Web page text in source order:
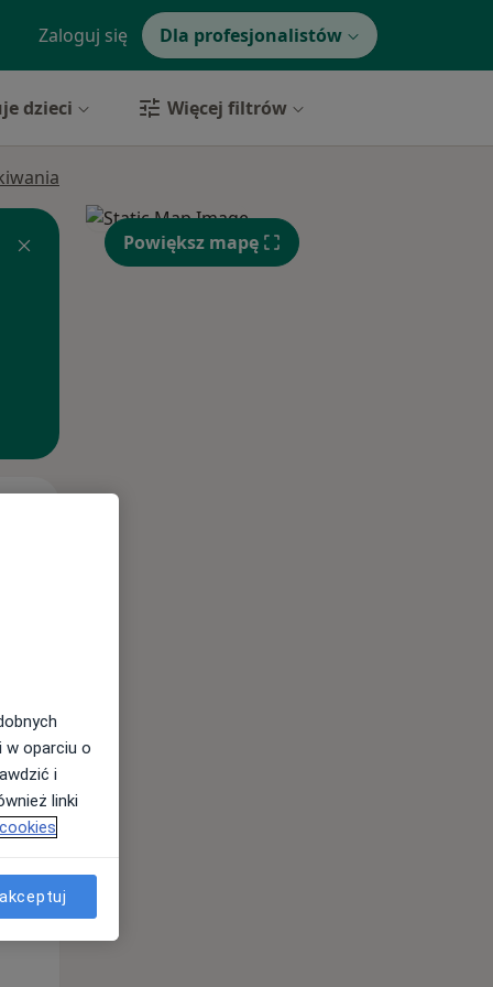
Zaloguj się Dla profesjonalistów
dzieci Więcej filtrów
11 Sie
Powiększ mapę
w oparciu o
i
linki